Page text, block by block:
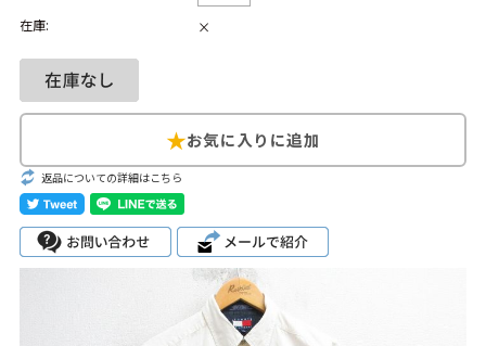
映画
5 ラルフローレン
ブランドから探す
ラルフ ローレン
チャンピオン
パタゴニア
在庫:
×
返品についての詳細はこちら